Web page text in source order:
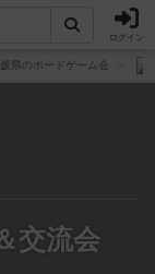
ログイン
県のボードゲーム会
交流会